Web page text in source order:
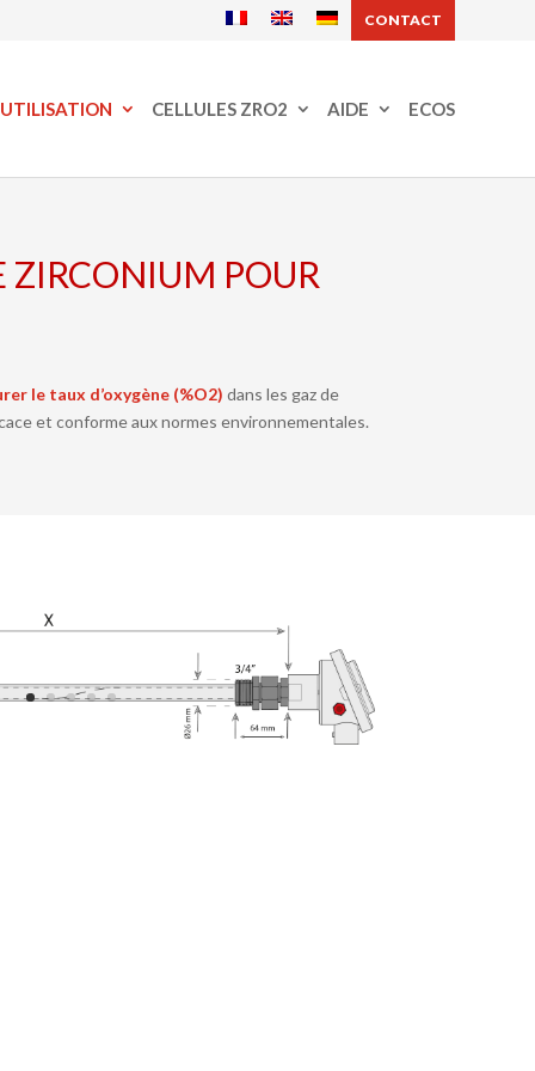
CONTACT
CELLULES ZRO2 AIDE ECOS
ZIRCONIUM POUR
le taux d’oxygène (%O2) dans les gaz de
et conforme aux normes environnementales.